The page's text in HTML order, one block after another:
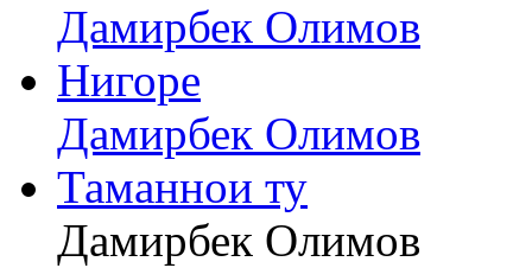
Дамирбек Олимов
Нигоре
Дамирбек Олимов
Таманнои ту
Дамирбек Олимов